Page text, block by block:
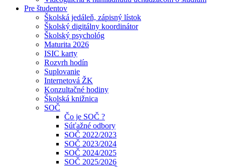
Pre študentov
Školská jedáleň, zápisný lístok
Školský digitálny koordinátor
Školský psychológ
Maturita 2026
ISIC karty
Rozvrh hodín
Suplovanie
Internetová ŽK
Konzultačné hodiny
Školská knižnica
SOČ
Čo je SOČ ?
Súťažné odbory
SOČ 2022/2023
SOČ 2023/2024
SOČ 2024/2025
SOČ 2025/2026